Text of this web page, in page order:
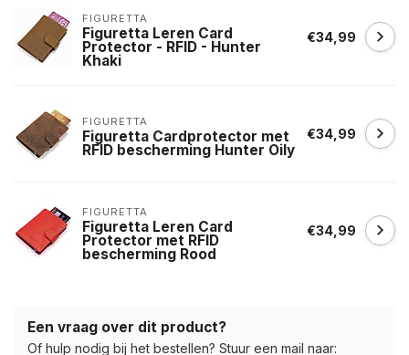
FIGURETTA
Figuretta Leren Card
Protector - RFID - Hunter
Khaki
€34,99
FIGURETTA
Figuretta Cardprotector met
RFID bescherming Hunter Oily
€34,99
FIGURETTA
Figuretta Leren Card
Protector met RFID
bescherming Rood
€34,99
Een vraag over dit product?
Of hulp nodig bij het bestellen? Stuur een mail naar: